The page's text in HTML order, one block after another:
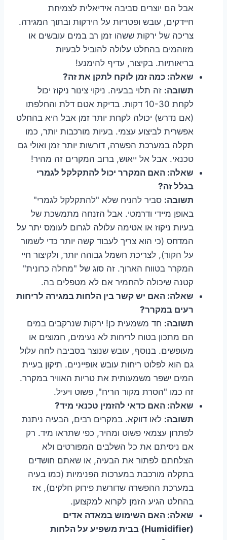
אבל הם יוצרים סביבה אידיאלית לצמיחת
חיידקים, עובש ופטריות על הירקות ובתוך המגירה.
צריכה של ירקות ששהו זמן רב במים עובשים או
מזוהמים בהחלט עלולה להוביל לבעיות
בריאותיות. בקיצור, עדיף להימנע!
שאלה: כמה זמן לוקח לתקן את זה?
תשובה: זה תלוי בבעיה. ניקוי צינור ניקוז יכול
לקחת 10-30 דקות. בדיקת אטם דלת והחלפתו
(אם נדרש) יכולה לקחת יותר זמן אבל היא בהחלט
אפשרית לביצוע עצמי. בעיות מורכבות יותר, כמו
תקלה במערכת הפשרה, דורשות יותר זמן ואולי גם
טכנאי. אבל אל ייאוש, ברוב המקרים זה מהיר!
שאלה: האם המקרר יכול להתקלקל לגמרי
בגלל זה?
תשובה: סביר להניח שלא "להתקלקל לגמרי"
באופן מיידי ודרמטי. אבל הזנחה מתמשכת של
בעיות ניקוז או אטימה עלולה לגרום לעומס יתר על
המדחס (כי הוא צריך לעבוד קשה יותר כדי לשמור
על הקור), לצריכת חשמל גבוהה יותר, ולקיצור חיי
המקרר בטווח הארוך. זה סוג של "מחלה כרונית"
קטנה שיכולה להחמיר אם לא מטפלים בה.
שאלה: האם יש קשר בין הלחות במגירה לריחות
רעים במקרר?
תשובה: חד משמעית כן! ירקות שנרקבים במים
הם מתכון בטוח לריחות לא נעימים, חמוצים או
מעופשים. בנוסף, עובש שנוצר בסביבה לחה עלול
גם הוא לפלוט ריחות עובש אופייניים. תיקון בעיית
המים ישפר משמעותית את טריות האוויר במקרר.
זה כמו "הסרת מקור הריח", פשוט ויעיל.
שאלה: האם כדאי להזמין טכנאי מיד?
תשובה: לאו דווקא. במקרים רבים, הבעיה ניתנת
לפתרון עצמאי פשוט ומהיר, כפי שתראו מיד. רק
אם ניסיתם את כל השלבים המפורטים ולא
הצלחתם לפתור את הבעיה, או שאתם חושדים
בתקלה מורכבת במערכות הפנימיות (כמו בעיה
במערכת ההפשרה שדורשת פירוק חלקים), אז
בהחלט הגיע הזמן לקרוא למקצוען.
שאלה: האם השימוש במאדה אדים
(Humidifier) בבית משפיע על הלחות